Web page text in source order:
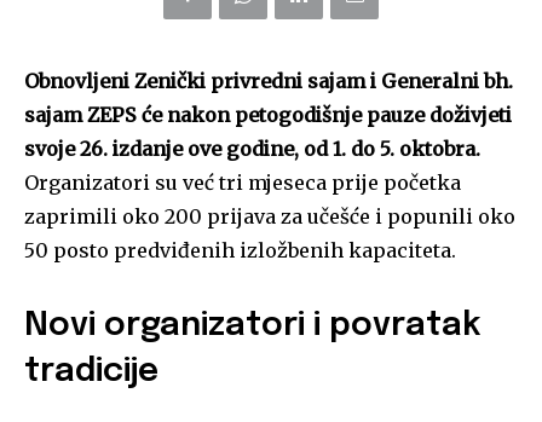
Obnovljeni Zenički privredni sajam i Generalni bh.
sajam ZEPS će nakon petogodišnje pauze doživjeti
svoje 26. izdanje ove godine, od 1. do 5. oktobra.
Organizatori su već tri mjeseca prije početka
zaprimili oko 200 prijava za učešće i popunili oko
50 posto predviđenih izložbenih kapaciteta.
Novi organizatori i povratak
tradicije